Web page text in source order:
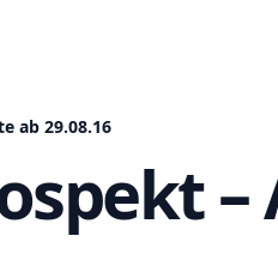
ab 29.08.16
–